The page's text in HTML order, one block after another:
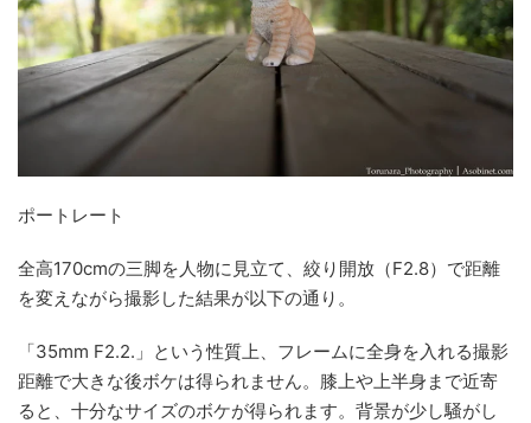
ポートレート
全高170cmの三脚を人物に見立て、絞り開放（F2.8）で距離
を変えながら撮影した結果が以下の通り。
「35mm F2.2.」という性質上、フレームに全身を入れる撮影
距離で大きな後ボケは得られません。膝上や上半身まで近寄
ると、十分なサイズのボケが得られます。背景が少し騒がし